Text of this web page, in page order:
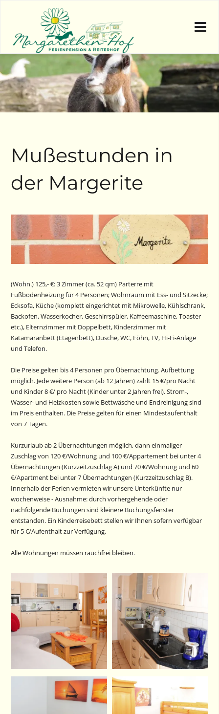
Mußestunden in
der Margerite
(Wohn.) 125,- €: 3 Zimmer (ca. 52 qm) Parterre mit
Fußbodenheizung für 4 Personen; Wohnraum mit Ess- und Sitzecke;
Ecksofa, Küche (komplett eingerichtet mit Mikrowelle, Kühlschrank,
Backofen, Wasserkocher, Geschirrspüler, Kaffeemaschine, Toaster
etc.), Elternzimmer mit Doppelbett, Kinderzimmer mit
Katamaranbett (Etagenbett), Dusche, WC, Föhn, TV, Hi-Fi-Anlage
und Telefon.
Die Preise gelten bis 4 Personen pro Übernachtung. Aufbettung
möglich. Jede wei­tere Person (ab 12 Jahren) zahlt 15 €/pro Nacht
und Kinder 8 €/ pro Nacht (Kinder unter 2 Jahren frei). Strom-,
Wasser- und Heizkosten sowie Bettwäsche und Endreinigung sind
im Preis enthalten. Die Preise gelten für einen Mindestaufenthalt
von 7 Tagen.
Kurzurlaub ab 2 Übernachtungen möglich, dann einmaliger
Zuschlag von 120 €/Wohnung und 100 €/Appartement bei unter 4
Übernachtungen (Kurzzeitzuschlag A) und 70 €/Wohnung und 60
€/Apartment bei unter 7 Übernachtungen (Kurzzeitzuschlag B).
Innerhalb der Ferien vermieten wir unsere Unterkünfte nur
wochenweise - Ausnahme: durch vorhergehende oder
nachfolgende Buchungen sind kleinere Buchungsfenster
entstanden. Ein Kinderreisebett stellen wir Ihnen sofern verfügbar
für 5 €/Aufenthalt zur Verfügung.
Alle Wohnungen müssen rauchfrei bleiben.